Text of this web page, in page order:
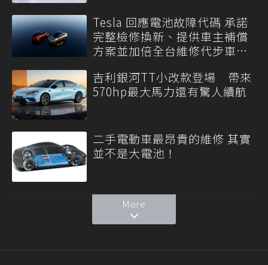
Tesla 回應電池故障代碼 承諾
完整檢修換新、提供車主補償
方案並加倍全台維修代步車數
吉利銀河TT小改款登場 帶來
570hp最大馬力還有驚人續航
二手電動車最昂貴的維修 其實
並不是大電池！
More